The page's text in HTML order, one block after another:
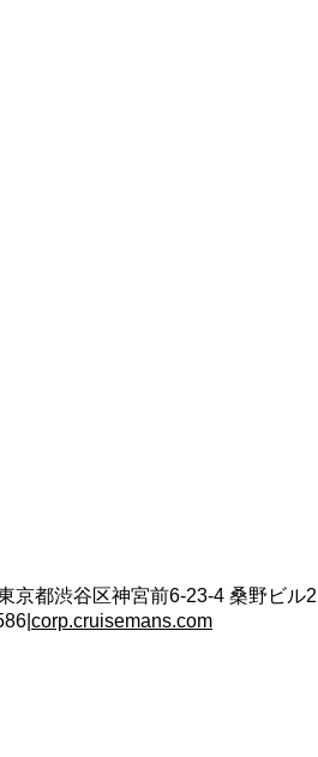
京都渋谷区神宮前6-23-4 桑野ビル2
corp.cruisemans.com